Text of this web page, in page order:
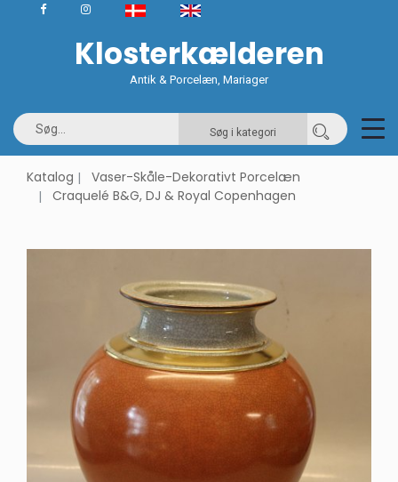
Klosterkælderen
Antik & Porcelæn, Mariager
Søg i kategori
Katalog
Vaser-Skåle-Dekorativt Porcelæn
Craquelé B&G, DJ & Royal Copenhagen